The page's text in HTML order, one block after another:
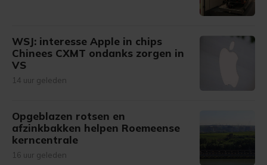
WSJ: interesse Apple in chips
Chinees CXMT ondanks zorgen in
VS
14 uur geleden
Opgeblazen rotsen en
afzinkbakken helpen Roemeense
kerncentrale
16 uur geleden